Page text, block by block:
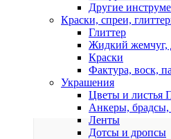
Другие
Краски, спреи,
Глиттер
Жидкий жемчуг,
Краски
Фактура, воск,
Украшения
Цветы и листья
Анкеры,
Ленты
Дотсы и дропсы